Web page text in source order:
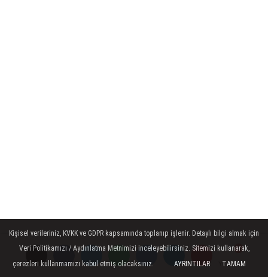
Yorumlar
Yorumlar
Kişisel verileriniz, KVKK ve GDPR kapsamında toplanıp işlenir. Detaylı bilgi almak için
Veri Politikamızı / Aydınlatma Metnimizi inceleyebilirsiniz. Sitemizi kullanarak,
çerezleri kullanmamızı kabul etmiş olacaksınız.
AYRINTILAR TAMAM